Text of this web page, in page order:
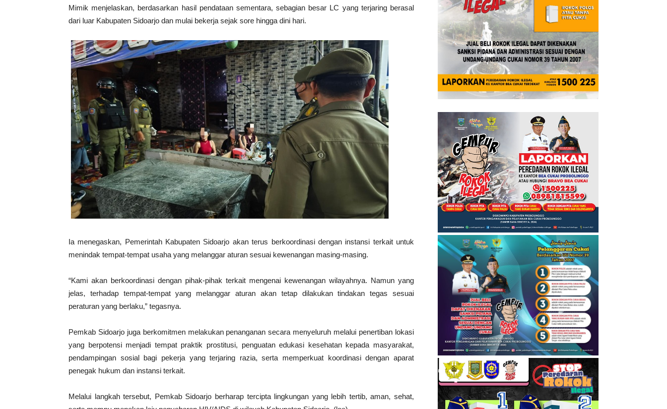
Mimik menjelaskan, berdasarkan hasil pendataan sementara, sebagian besar LC yang terjaring berasal
dari luar Kabupaten Sidoarjo dan mulai bekerja sejak sore hingga dini hari.
Ia menegaskan, Pemerintah Kabupaten Sidoarjo akan terus berkoordinasi dengan instansi terkait untuk
menindak tempat-tempat usaha yang melanggar aturan sesuai kewenangan masing-masing.
“Kami akan berkoordinasi dengan pihak-pihak terkait mengenai kewenangan wilayahnya. Namun yang
jelas, terhadap tempat-tempat yang melanggar aturan akan tetap dilakukan tindakan tegas sesuai
peraturan yang berlaku,” tegasnya.
Pemkab Sidoarjo juga berkomitmen melakukan penanganan secara menyeluruh melalui penertiban lokasi
yang berpotensi menjadi tempat praktik prostitusi, penguatan edukasi kesehatan kepada masyarakat,
pendampingan sosial bagi pekerja yang terjaring razia, serta memperkuat koordinasi dengan aparat
penegak hukum dan instansi terkait.
Melalui langkah tersebut, Pemkab Sidoarjo berharap tercipta lingkungan yang lebih tertib, aman, sehat,